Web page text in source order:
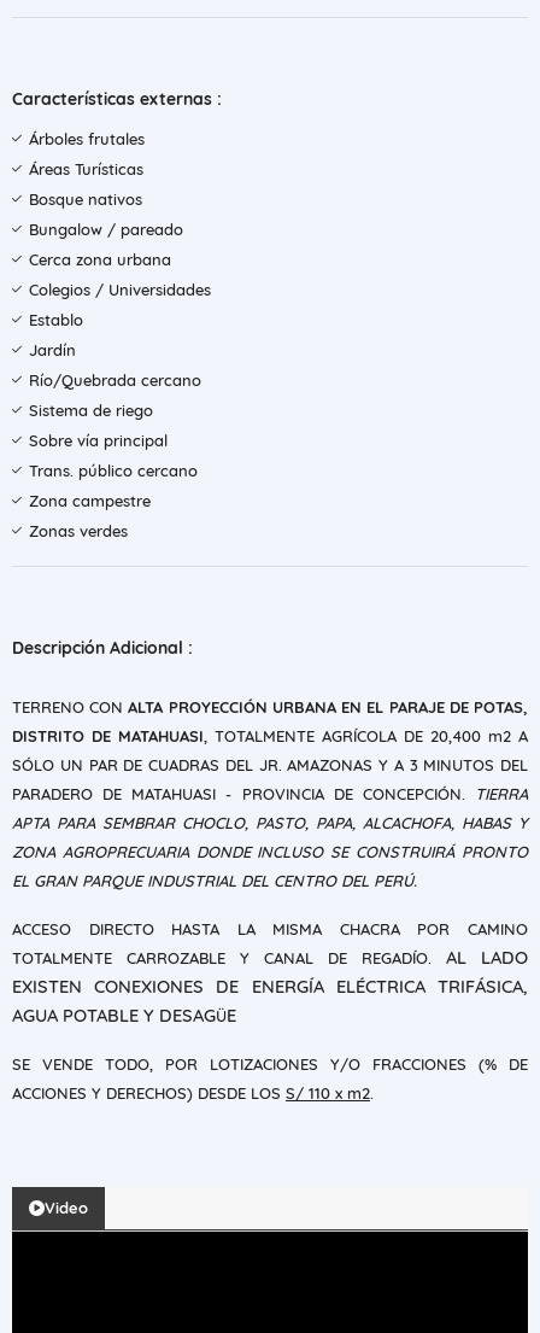
Características externas :
Árboles frutales
Áreas Turísticas
Bosque nativos
Bungalow / pareado
Cerca zona urbana
Colegios / Universidades
Establo
Jardín
Río/Quebrada cercano
Sistema de riego
Sobre vía principal
Trans. público cercano
Zona campestre
Zonas verdes
Descripción Adicional :
TERRENO CONALTA PROYECCIÓN URBANA EN EL PARAJE DE POTAS,
DISTRITO DE MATAHUASI , TOTALMENTE AGRÍCOLA DE 20,400 m2 A
SÓLO UN PAR DE CUADRAS DEL JR. AMAZONAS Y A 3 MINUTOS DEL
PARADERO DE MATAHUASI - PROVINCIA DE CONCEPCIÓN.
TIERRA
APTA PARA SEMBRAR CHOCLO, PASTO, PAPA, ALCACHOFA, HABAS Y
ZONA AGROPRECUARIA DONDE INCLUSO SE CONSTRUIRÁ PRONTO
EL GRAN PARQUE INDUSTRIAL DEL CENTRO DEL PERÚ.
ACCESO DIRECTO HASTA LA MISMA CHACRA POR CAMINO
TOTALMENTE CARROZABLE Y CANAL DE REGADÍO. AL LADO
EXISTEN CONEXIONES DE ENERGÍA ELÉCTRICA TRIFÁSICA,
AGUA POTABLE Y DESAGÜE
SE VENDE TODO, POR LOTIZACIONES Y/O FRACCIONES (% DE
ACCIONES Y DERECHOS) DESDE LOS S/ 110 x m2
Video